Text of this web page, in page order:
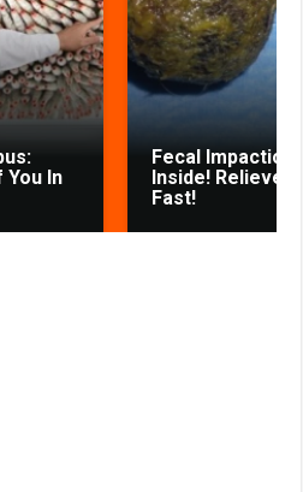
s
t
You In
Fecal Impaction
Inside! Relieves
Fast!